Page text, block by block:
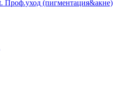
Проф.уход (пигментация&акне)